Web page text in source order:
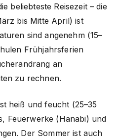
beliebteste Reisezeit – die
bis Mitte April) ist
sind angenehm (15–
Frühjahrsferien
an
zu rechnen.
heiß und feucht (25–35
Feuerwerke (Hanabi) und
Der Sommer ist auch